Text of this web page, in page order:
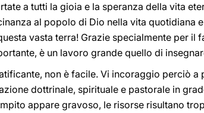
a tutti la gioia e la speranza della vita
al popolo di Dio nella vita quotidiana
vasta terra! Grazie specialmente per il
è un lavoro grande quello di
non è facile. Vi incoraggio perciò a
dottrinale, spirituale e pastorale in
appare gravoso, le risorse risultano